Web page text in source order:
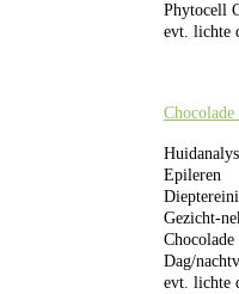
Phytocell
evt. lichte
Epileren
Gezicht-
Chocolade
Dag/
evt. lichte